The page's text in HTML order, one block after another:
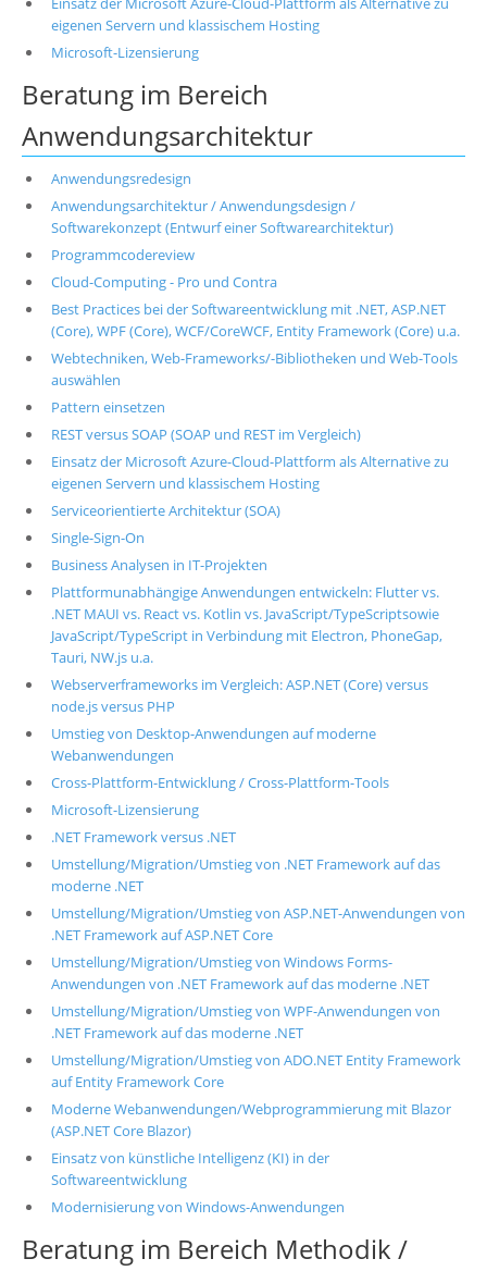
eigenen Servern und klassischem Hosting
Microsoft-Lizensierung
Beratung im Bereich
Anwendungsarchitektur
Anwendungsredesign
Anwendungsarchitektur / Anwendungsdesign /
Softwarekonzept (Entwurf einer Softwarearchitektur)
Programmcodereview
Cloud-Computing - Pro und Contra
Best Practices bei der Softwareentwicklung mit .NET, ASP.NET
(Core), WPF (Core), WCF/CoreWCF, Entity Framework (Core) u.a.
Webtechniken, Web-Frameworks/-Bibliotheken und Web-Tools
auswählen
Pattern einsetzen
REST versus SOAP (SOAP und REST im Vergleich)
Einsatz der Microsoft Azure-Cloud-Plattform als Alternative zu
eigenen Servern und klassischem Hosting
Serviceorientierte Architektur (SOA)
Single-Sign-On
Business Analysen in IT-Projekten
Plattformunabhängige Anwendungen entwickeln: Flutter vs.
.NET MAUI vs. React vs. Kotlin vs. JavaScript/TypeScriptsowie
JavaScript/TypeScript in Verbindung mit Electron, PhoneGap,
Tauri, NW.js u.a.
Webserverframeworks im Vergleich: ASP.NET (Core) versus
node.js versus PHP
Umstieg von Desktop-Anwendungen auf moderne
Webanwendungen
Cross-Plattform-Entwicklung / Cross-Plattform-Tools
Microsoft-Lizensierung
.NET Framework versus .NET
Umstellung/Migration/Umstieg von .NET Framework auf das
moderne .NET
Umstellung/Migration/Umstieg von ASP.NET-Anwendungen von
.NET Framework auf ASP.NET Core
Umstellung/Migration/Umstieg von Windows Forms-
Anwendungen von .NET Framework auf das moderne .NET
Umstellung/Migration/Umstieg von WPF-Anwendungen von
.NET Framework auf das moderne .NET
Umstellung/Migration/Umstieg von ADO.NET Entity Framework
auf Entity Framework Core
Moderne Webanwendungen/Webprogrammierung mit Blazor
(ASP.NET Core Blazor)
Einsatz von künstliche Intelligenz (KI) in der
Softwareentwicklung
Modernisierung von Windows-Anwendungen
Beratung im Bereich Methodik /